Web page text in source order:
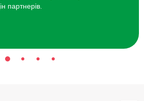
партнерів.